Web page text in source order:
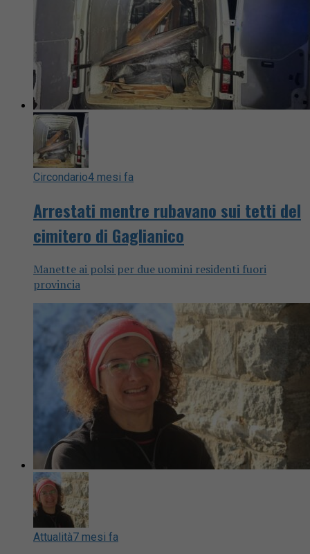
Circondario4 mesi fa
Arrestati mentre rubavano sui tetti del
cimitero di Gaglianico
Manette ai polsi per due uomini residenti fuori
provincia
Attualità7 mesi fa